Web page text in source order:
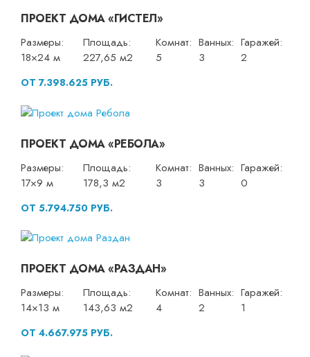
ПРОЕКТ ДОМА «ГИСТЕЛ»
Размеры:
18×24 м
Площадь:
227,65 м2
Комнат:
5
Ванных:
3
Гаражей:
2
ОТ 7.398.625 РУБ.
ПРОЕКТ ДОМА «РЕБОЛА»
Размеры:
17×9 м
Площадь:
178,3 м2
Комнат:
3
Ванных:
3
Гаражей:
0
ОТ 5.794.750 РУБ.
ПРОЕКТ ДОМА «РАЗДАН»
Размеры:
14×13 м
Площадь:
143,63 м2
Комнат:
4
Ванных:
2
Гаражей:
1
ОТ 4.667.975 РУБ.